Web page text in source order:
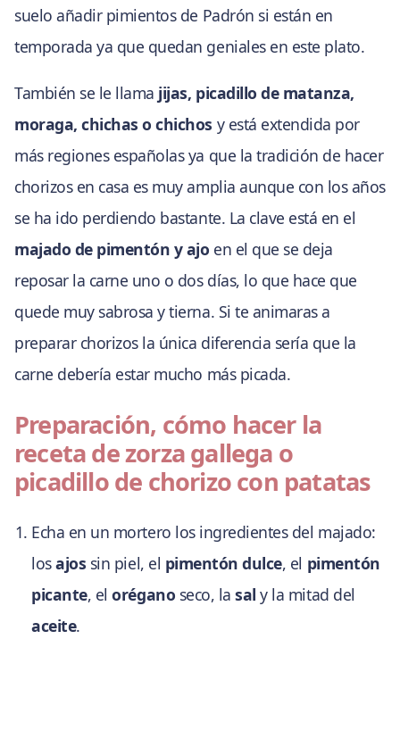
suelo añadir pimientos de Padrón si están en
temporada ya que quedan geniales en este plato.
También se le llama jijas, picadillo de matanza,
moraga, chichas o chichos y está extendida por
más regiones españolas ya que la tradición de hacer
chorizos en casa es muy amplia aunque con los años
se ha ido perdiendo bastante. La clave está en el
majado de pimentón y ajo en el que se deja
reposar la carne uno o dos días, lo que hace que
quede muy sabrosa y tierna. Si te animaras a
preparar chorizos la única diferencia sería que la
carne debería estar mucho más picada.
Preparación, cómo hacer la
receta de zorza gallega o
picadillo de chorizo con patatas
Echa en un mortero los ingredientes del majado:
losajos sin piel, el pimentón dulce, el pimentón
picante, elorégano seco, lasal y la mitad del
aceite.